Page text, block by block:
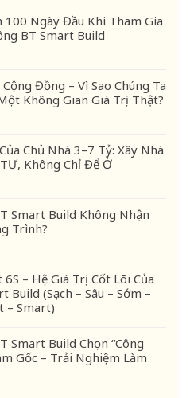
100 Ngày Đầu Khi Tham Gia
BT Smart Build
Cộng Đồng – Vì Sao Chúng Ta
Không Gian Giá Trị Thật?
Chủ Nhà 3–7 Tỷ: Xây Nhà
Không Chỉ Để Ở
Smart Build Không Nhận
Trình?
6S – Hệ Giá Trị Cốt Lõi Của
Build (Sạch – Sâu – Sớm –
– Smart)
Smart Build Chọn “Công
Gốc – Trải Nghiệm Làm